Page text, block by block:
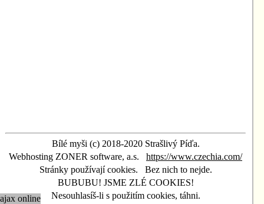
Bílé myši (c) 2018-2020 Strašlivý Píďa.
Webhosting ZONER software, a.s.
https://www.czechia.com/
Stránky používají cookies.
Bez nich to nejde.
BUBUBU! JSME ZLÉ COOKIES!
Nesouhlasíš-li s použitím cookies, táhni.
ajax online